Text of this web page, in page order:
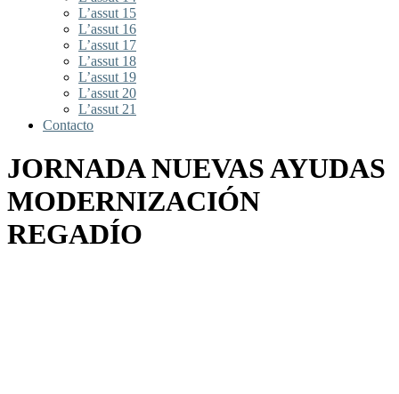
L’assut 15
L’assut 16
L’assut 17
L’assut 18
L’assut 19
L’assut 20
L’assut 21
Contacto
JORNADA NUEVAS AYUDAS
MODERNIZACIÓN
REGADÍO